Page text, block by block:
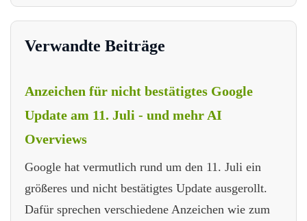
Verwandte Beiträge
Anzeichen für nicht bestätigtes Google
Update am 11. Juli - und mehr AI
Overviews
Google hat vermutlich rund um den 11. Juli ein
größeres und nicht bestätigtes Update ausgerollt.
Dafür sprechen verschiedene Anzeichen wie zum